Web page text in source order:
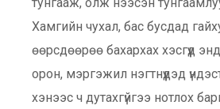
тунгааж, олж нээсэн
Хамгийн чухал, бас бусдад
өөрсдөөрөө бахархах хэсгүүд
орон, мэргэжил нэгтнүүдэд
хэнээс ч дутахгүйгээ нотлох